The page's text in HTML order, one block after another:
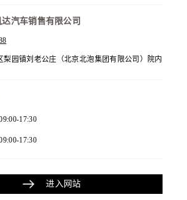
汽车销售有限公司
梨园镇刘老公庄（北京北泡集团有限公司）院内
17:30
17:30
进入网站